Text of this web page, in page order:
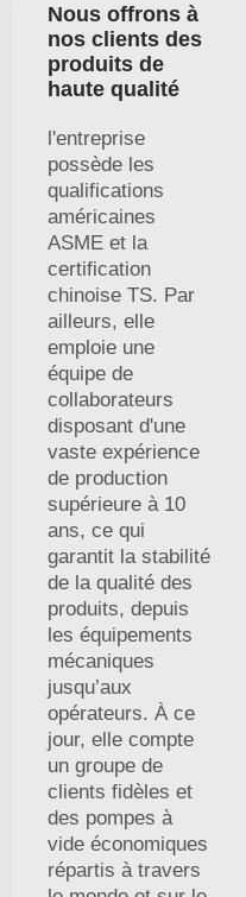
Nous offrons à
nos clients des
produits de
haute qualité
l'entreprise
possède les
qualifications
américaines
ASME et la
certification
chinoise TS. Par
ailleurs, elle
emploie une
équipe de
collaborateurs
disposant d'une
vaste expérience
de production
supérieure à 10
ans, ce qui
garantit la stabilité
de la qualité des
produits, depuis
les équipements
mécaniques
jusqu’aux
opérateurs. À ce
jour, elle compte
un groupe de
clients fidèles et
des pompes à
vide économiques
répartis à travers